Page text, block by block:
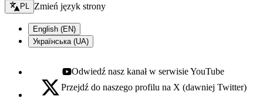
Zmień język - bieżący:
PL Zmień język strony
English (EN)
Українська (UA)
Youtube - otwiera się w nowej karcie
Odwiedź nasz kanał w serwisie YouTube
X - otwiera się w nowej karcie
Przejdź do naszego profilu na X (dawniej Twitter)